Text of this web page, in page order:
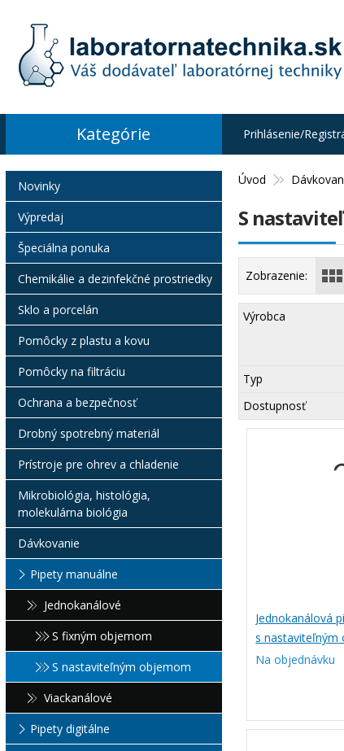
Úvod
S
Zobrazenie:
Výrobca
Typ
Dostupnosť
Jednokanálová
s nastaviteľným
Na objednávku
Novinky
Výpredaj
Špeciálna ponuka
Chemikálie a dezinfekčné prostriedky
Sklo a porcelán
Pomôcky z plastu a kovu
Pomôcky na filtráciu
Ochrana a bezpečnosť
Drobný spotrebný materiál
Prístroje pre ohrev a chladenie
Mikrobiológia, histológia,
molekulárna biológia
Dávkovanie
Pipety manuálne
Jednokanálové
S fixným objemom
S nastaviteľným objemom
Viackanálové
Pipety digitálne
Kategórie Prihlásenie/